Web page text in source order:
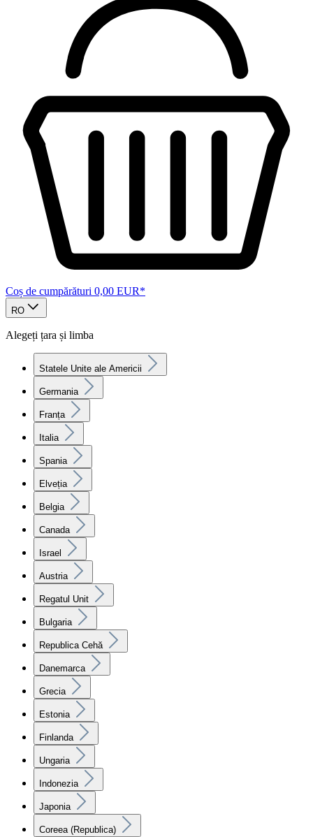
Coș de cumpărături 0,00 EUR*
RO
Alegeți țara și limba
Statele Unite ale Americii
Germania
Franța
Italia
Spania
Elveția
Belgia
Canada
Israel
Austria
Regatul Unit
Bulgaria
Republica Cehă
Danemarca
Grecia
Estonia
Finlanda
Ungaria
Indonezia
Japonia
Coreea (Republica)